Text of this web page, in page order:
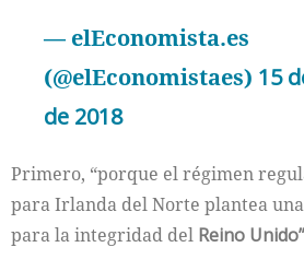
— elEconomista.es
(@elEconomistaes) 15
de 2018
Primero, “porque el régimen
para Irlanda del Norte plantea
para la integridad del Reino